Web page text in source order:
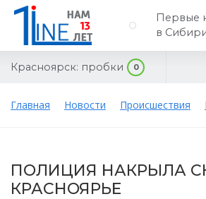
Первые
в
Красноярск: пробки 0
Главная Новости Происшествия
ПОЛИЦИЯ НАКРЫЛА
КРАСНОЯРЬЕ